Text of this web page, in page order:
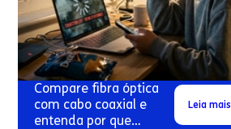
Compare fibra óptica
com cabo coaxial e
entenda por que
Leia mais